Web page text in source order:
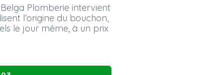
Plomberie intervient
l’origine du bouchon,
le jour même, à un prix